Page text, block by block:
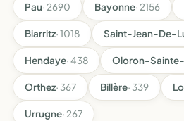
Pau· 2690 Bayonne· 2156
Biarritz· 1018 Saint-Jean-De-
Hendaye· 438 Oloron-
Orthez· 367 Billère· 339
Urrugne· 267